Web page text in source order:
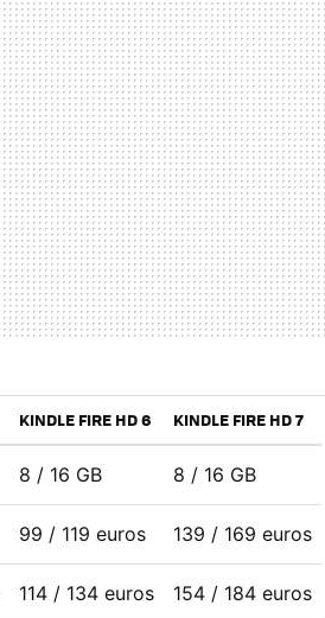
KINDLE FIRE HD 6 KINDLE FIRE HD 7
8 / 16 GB 8 / 16 GB
99 / 119 euros 139 / 169 euros
114 / 134 euros 154 / 184 euros